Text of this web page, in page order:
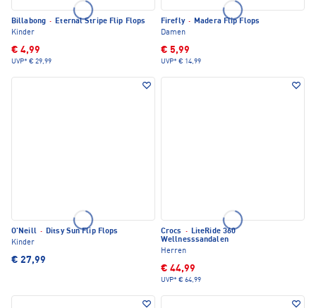
Billabong · Eternal Stripe Flip Flops
Kinder
€ 4,99
UVP* € 29,99
Firefly · Madera Flip Flops
Damen
€ 5,99
UVP* € 14,99
O'Neill · Ditsy Sun Flip Flops
Kinder
€ 27,99
Crocs · LiteRide 360
Wellnesssandalen
Herren
€ 44,99
UVP* € 64,99